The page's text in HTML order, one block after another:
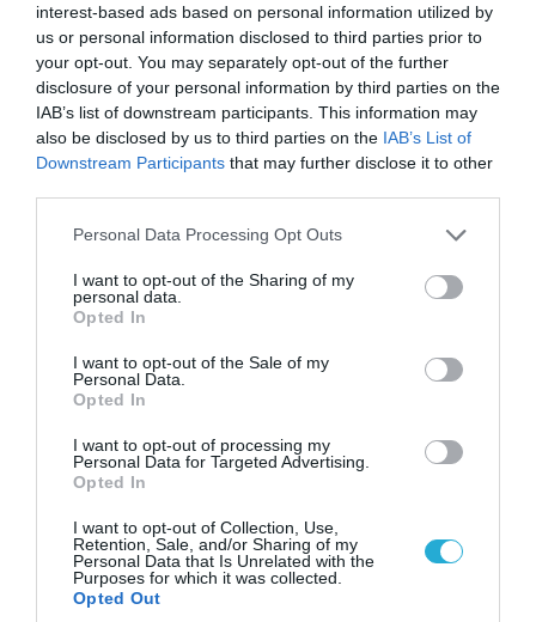
interest-based ads based on personal information utilized by
us or personal information disclosed to third parties prior to
your opt-out. You may separately opt-out of the further
disclosure of your personal information by third parties on the
IAB’s list of downstream participants. This information may
also be disclosed by us to third parties on the IAB’s List of
Downstream Participants that may further disclose it to other
Please note that this website/app uses one or more Google
not limited to your visit or usage behaviour. You may click to
grant or deny consent to Google and its third-party tags to
use your data for below specified purposes in below Google
consent section.
Personal Data Processing Opt Outs
I want to opt-out of the Sharing of my
personal data.
Opted In
I want to opt-out of the Sale of my
Personal Data.
Opted In
I want to opt-out of processing my
Personal Data for Targeted Advertising.
Opted In
I want to opt-out of Collection, Use,
Retention, Sale, and/or Sharing of my
Personal Data that Is Unrelated with the
Purposes for which it was collected.
Opted Out